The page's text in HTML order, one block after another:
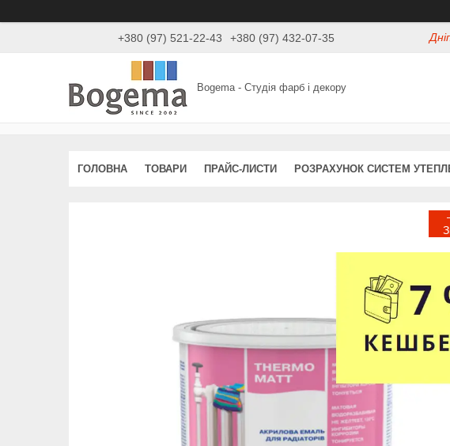
+380 (97) 521-22-43 +380 (97) 432-07-35
Bogema - Студія фарб і декору
ГОЛОВНА ТОВАРИ ПРАЙС-ЛИСТИ РОЗРАХУНОК СИСТЕМ